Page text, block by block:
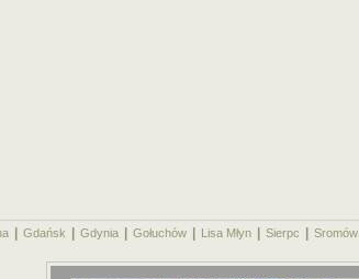
Gdańsk Gdynia Gołuchów Lisa Młyn Sierpc Sromów